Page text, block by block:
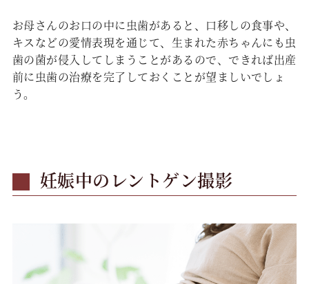
お母さんのお口の中に虫歯があると、口移しの食事や、
キスなどの愛情表現を通じて、生まれた赤ちゃんにも虫
歯の菌が侵入してしまうことがあるので、できれば出産
前に虫歯の治療を完了しておくことが望ましいでしょ
う。
妊娠中のレントゲン撮影